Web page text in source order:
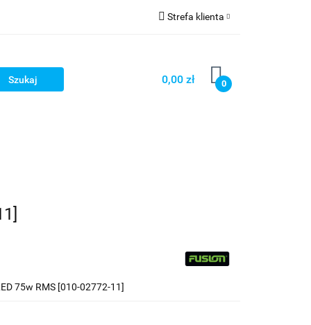
Strefa klienta
Zarejestruj się
Dodaj zgłoszenie
0,00 zł 0
75w RMS [010-02772-11]